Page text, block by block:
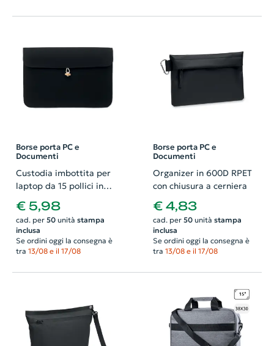
Borse porta PC e
Documenti
Custodia imbottita per
laptop da 15 pollici in
cotone con bottone
bambù 39.5X27CM
€ 5,98
cad. per 50unità stampa
inclusa
Se ordini oggi la consegna è
tra 13/08 e il 17/08
Borse porta PC e
Documenti
Organizer in 600D RPET
con chiusura a cerniera
€ 4,83
cad. per 50unità stampa
inclusa
Se ordini oggi la consegna è
tra 13/08 e il 17/08